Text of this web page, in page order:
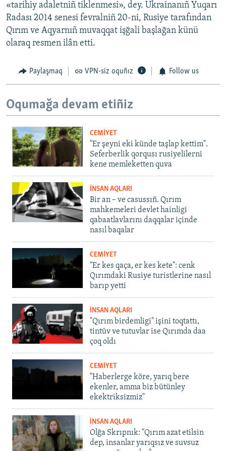
«tarihiy adaletniñ tiklenmesi», dey. Ukrainanıñ Yuqarı
Radası 2014 senesi fevralniñ 20-ni, Rusiye tarafından
Qırım ve Aqyarnıñ muvaqqat işğali başlağan künü
olaraq resmen ilân etti.
Paylaşmaq VPN-siz oquñız Follow us
Oqumağa devam etiñiz
CEMİYET
"Er şeyni eki künde taşlap kettim".
Seferberlik qorqusı rusiyelilerni
kene memleketten quva
İNSAN AQLARI
Bir an – ve casussıñ. Qırım
mahkemeleri devlet hainligi
qabaatlavlarını daqqalar içinde
nasıl baqalar
CEMİYET
"Er kes qaça, er kes kete": cenk
Qırımdaki Rusiye turistlerine nasıl
barıp yetti
İNSAN AQLARI
"Qırım birdemligi" işini toqtattı,
tintüv ve tutuvlar ise Qırımda daa
çoq oldı
CEMİYET
"Haberlerge köre, yarıq bere
ekenler, amma biz bütünley
ekektriksizmiz"
İNSAN AQLARI
Olğa Skrıpnık: "Qırım azat etilsin
dep, insanlar yarıqsız ve suvsuz